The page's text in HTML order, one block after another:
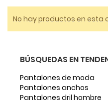
No hay productos en esta
BÚSQUEDAS EN
Pantalones de moda
Pantalones anchos
Pantalones dril hombre